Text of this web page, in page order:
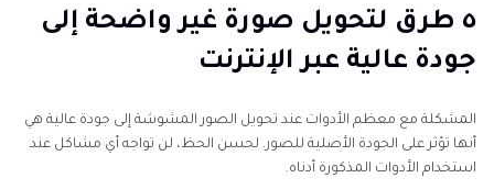
٥ طرق لتحويل صورة غير واضحة إلى
جودة عالية عبر الإنترنت
المشكلة مع معظم الأدوات عند تحويل الصور المشوشة إلى جودة عالية هي
أنها تؤثر على الجودة الأصلية للصور. لحسن الحظ، لن تواجه أي مشاكل عند
استخدام الأدوات المذكورة أدناه.